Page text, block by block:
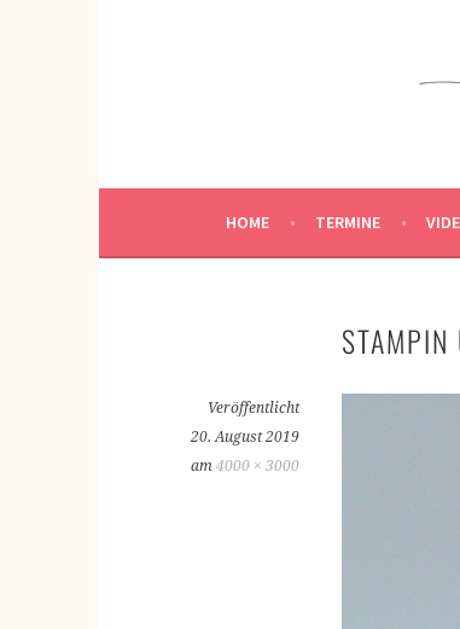
HOME TERMINE
Veröffentlicht
20. August 2019
am 4000 × 3000